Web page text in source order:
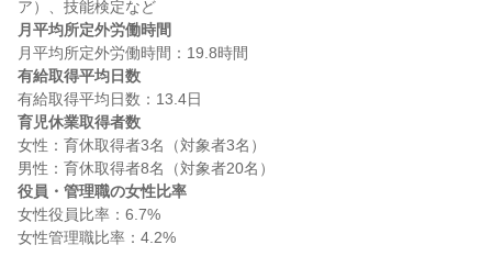
月平均所定外労働時間
有給取得平均日数
育児休業取得者数
女性：育休取得者3名（対象者3名）
役員・管理職の女性比率
女性役員比率：6.7%